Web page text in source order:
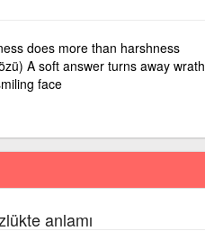
does more than harshness
A soft answer turns away wrath
face
anlamı